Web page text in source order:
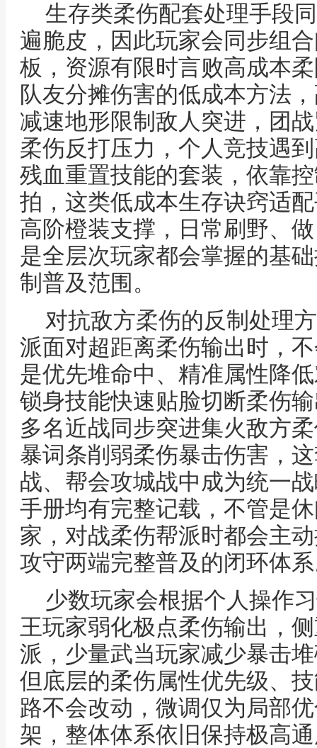
生存类柔伤配套处理手段
遍脆皮，因此玩家会同步组
板，资源有限时言败高成本
队友分摊伤害的低成本方法
减速地形限制敌人突进，团
柔伤反打压力，个人竞技遇
残血重置技能的套装，依靠
拍，这类低成本生存诀窍适
高阶橙装支撑，日常刷野、
是全层次玩家都会掌握的基
制普及范围。
对抗敌方柔伤的反制处理
派面对超距离柔伤输出时，
是优先堆命中、精准属性降
锁身技能快速贴脸切断柔伤
多名近战同步突进集火敌方
暴词条削弱柔伤暴击伤害，
战、帮会攻城战中成为统一
手册均有完整记载，不管是
家，对战柔伤帮派时都会主
攻守两端完整普及的闭环体
少数玩家会根据个人操作
王玩家弱化极点柔伤输出，
派，少量武当玩家减少暴击
但底层的柔伤属性优先级、
路不会改动，微调仅为局部
架，整体体系依旧保持极高